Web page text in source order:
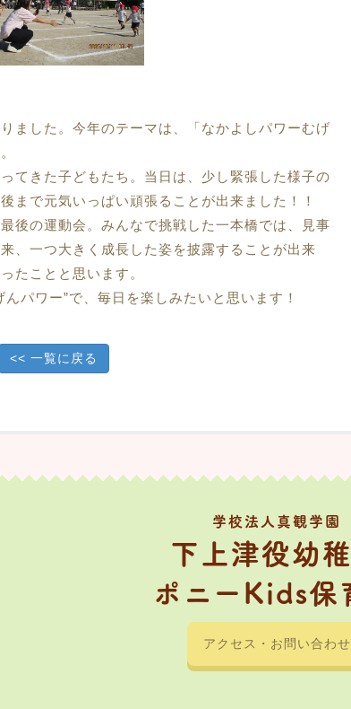
ました。今年のテーマは、「なかよしパワーむげ
てきた子どもたち。当日は、少し緊張した様子の
まで元気いっぱい頑張ることが出来ました！！
後の運動会。みんなで挑戦した一本橋では、見事
、一つ大きく成長した姿を披露することが出来
たことと思います。
パワー”で、毎日を楽しみたいと思います！
<< 一覧に戻る
学校法人真観学園
下上津役幼
ポニーKids保
アクセス・お問い合わせ